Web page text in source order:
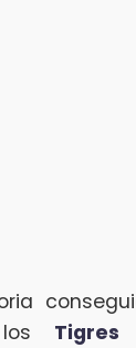
los Tigres